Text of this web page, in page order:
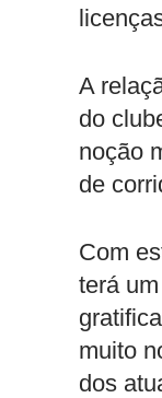
A
do
noção
de
Com
terá
muito
dos